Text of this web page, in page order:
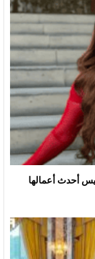
أحدث أعمالها